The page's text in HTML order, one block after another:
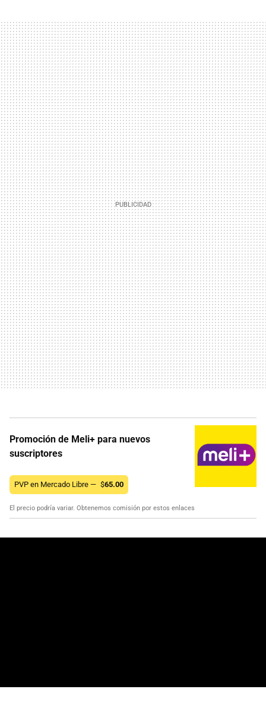
Promoción de Meli+ para nuevos
suscriptores
PVP en Mercado Libre — $65.00
El precio podría variar. Obtenemos comisión por estos enlaces